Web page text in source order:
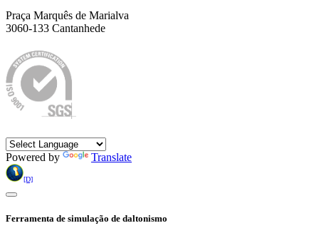
Praça Marquês de Marialva
3060-133 Cantanhede
Powered by Translate
[D]
Ferramenta de simulação de daltonismo